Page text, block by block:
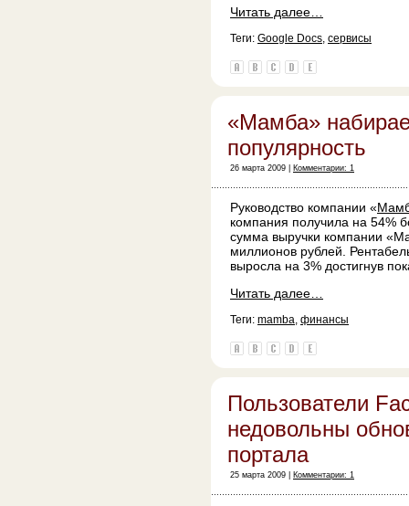
Читать далее…
Теги: Google Docs, сервисы
«Мамба»
популярность
26 марта 2009 | Комментарии: 1
Руководство компании «
компания получила на 54%
сумма выручки компании
миллионов рублей.
выросла на 3% достигнув
Читать далее…
Теги: mamba, финансы
Пользователи
недовольны
портала
25 марта 2009 | Комментарии: 1